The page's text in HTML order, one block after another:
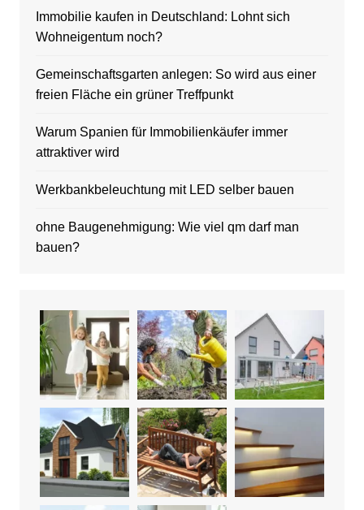
Immobilie kaufen in Deutschland: Lohnt sich
Wohneigentum noch?
Gemeinschaftsgarten anlegen: So wird aus einer
freien Fläche ein grüner Treffpunkt
Warum Spanien für Immobilienkäufer immer
attraktiver wird
Werkbankbeleuchtung mit LED selber bauen
ohne Baugenehmigung: Wie viel qm darf man
bauen?